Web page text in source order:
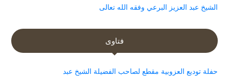
الشيخ عبد العزيز البرعي وفقه الله تعالى
فتاوى
حفلة توديع العزوبية مقطع لصاحب الفضيلة الشيخ عبد